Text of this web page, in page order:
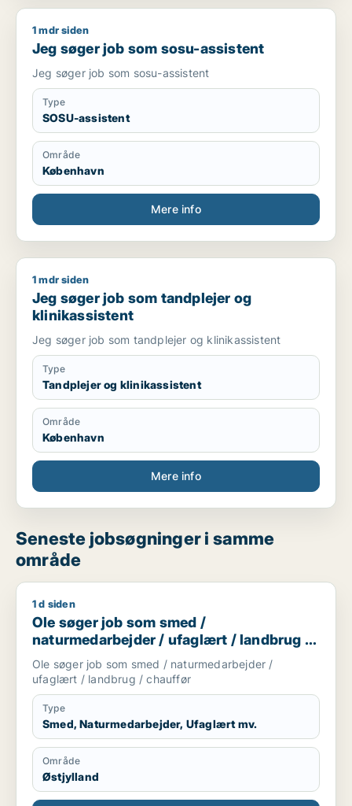
Jeg søger job som sosu-assistent
1 mdr siden
Jeg søger job som sosu-assistent
Jeg søger job som sosu-assistent
Type
SOSU-assistent
Område
København
Mere info
Jeg søger job som tandplejer og klinikassistent
1 mdr siden
Jeg søger job som tandplejer og
klinikassistent
Jeg søger job som tandplejer og klinikassistent
Type
Tandplejer og klinikassistent
Område
København
Mere info
Seneste jobsøgninger i samme
område
Ole søger job som smed / naturmedarbejder / ufaglært /
1 d siden
Ole søger job som smed /
naturmedarbejder / ufaglært / landbrug /
chauffør
Ole søger job som smed / naturmedarbejder /
ufaglært / landbrug / chauffør
Type
Smed, Naturmedarbejder, Ufaglært mv.
Område
Østjylland